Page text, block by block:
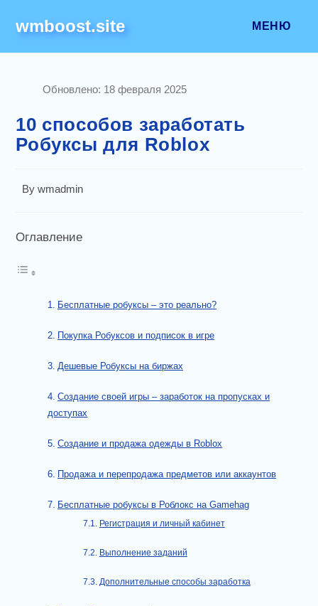
wmboost.site МЕНЮ
Обновлено: 18 февраля 2025
10 способов заработать
Робуксы для Roblox
Post
Bywmadmin
Оглавление
Бесплатные робуксы – это реально?
Покупка Робуксов и подписок в игре
Дешевые Робуксы на биржах
Создание своей игры – заработок на пропусках и
доступах
Создание и продажа одежды в Roblox
Продажа и перепродажа предметов или аккаунтов
Бесплатные робуксы в Роблокс на Gamehag
Регистрация и личный кабинет
Выполнение заданий
Дополнительные способы заработка